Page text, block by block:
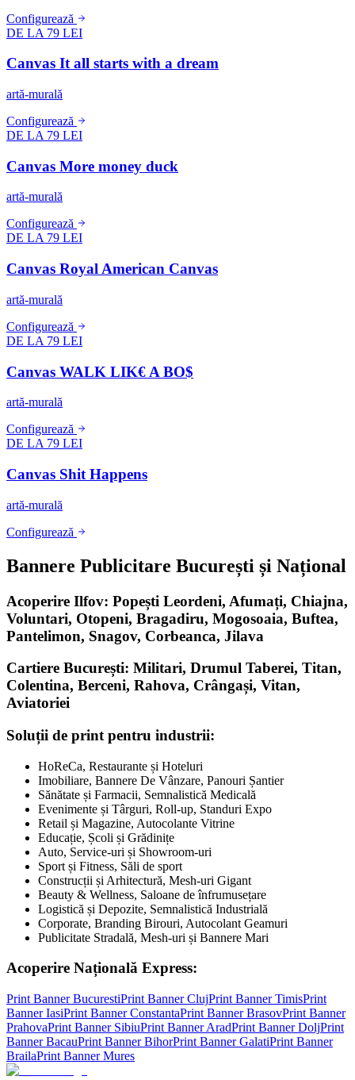
Configurează
DE LA 79 LEI
Canvas It all starts with a dream
artă-murală
Configurează
DE LA 79 LEI
Canvas More money duck
artă-murală
Configurează
DE LA 79 LEI
Canvas Royal American Canvas
artă-murală
Configurează
DE LA 79 LEI
Canvas WALK LIK€ A BO$
artă-murală
Configurează
DE LA 79 LEI
Canvas Shit Happens
artă-murală
Configurează
Bannere Publicitare București și Național
Acoperire Ilfov: Popești Leordeni, Afumați, Chiajna,
Voluntari, Otopeni, Bragadiru, Mogosoaia, Buftea,
Pantelimon, Snagov, Corbeanca, Jilava
Cartiere București: Militari, Drumul Taberei, Titan,
Colentina, Berceni, Rahova, Crângași, Vitan,
Aviatoriei
Soluții de print pentru industrii:
HoReCa, Restaurante și Hoteluri
Imobiliare, Bannere De Vânzare, Panouri Șantier
Sănătate și Farmacii, Semnalistică Medicală
Evenimente și Târguri, Roll-up, Standuri Expo
Retail și Magazine, Autocolante Vitrine
Educație, Școli și Grădinițe
Auto, Service-uri și Showroom-uri
Sport și Fitness, Săli de sport
Construcții și Arhitectură, Mesh-uri Gigant
Beauty & Wellness, Saloane de înfrumusețare
Logistică și Depozite, Semnalistică Industrială
Corporate, Branding Birouri, Autocolant Geamuri
Publicitate Stradală, Mesh-uri și Bannere Mari
Acoperire Națională Express:
Print BannerBucurestiPrint BannerClujPrint BannerTimisPrint
BannerIasiPrint BannerConstantaPrint BannerBrasovPrint Banner
PrahovaPrint Banner SibiuPrint BannerAradPrint BannerDoljPrint
BannerBacauPrint BannerBihorPrint BannerGalatiPrint Banner
BrailaPrint BannerMures